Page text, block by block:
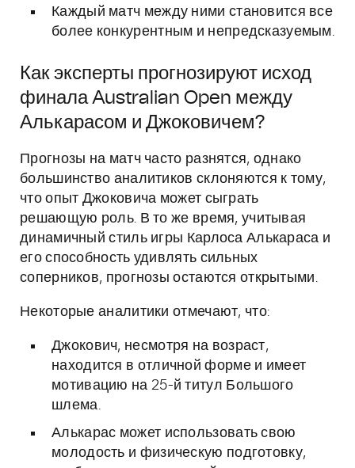
Каждый матч между ними становится все
более конкурентным и непредсказуемым.
Как эксперты прогнозируют исход
финала Australian Open между
Алькарасом и Джоковичем?
Прогнозы на матч часто разнятся, однако
большинство аналитиков склоняются к тому,
что опыт Джоковича может сыграть
решающую роль. В то же время, учитывая
динамичный стиль игры Карлоса Алькараса и
его способность удивлять сильных
соперников, прогнозы остаются открытыми.
Некоторые аналитики отмечают, что:
Джокович, несмотря на возраст,
находится в отличной форме и имеет
мотивацию на 25-й титул Большого
шлема.
Алькарас может использовать свою
молодость и физическую подготовку,